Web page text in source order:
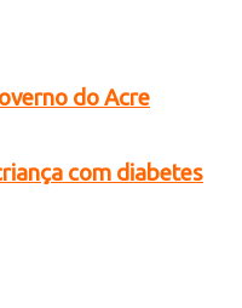
do Acre
com diabetes